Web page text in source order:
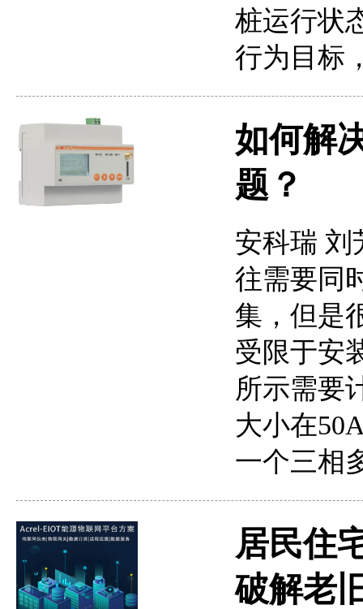
桩运行状
行为目标
如何解
题？
安科瑞 刘
往需要同
集，但是
受限于安
所示需要
大小在
一个三相
居民住
破解老